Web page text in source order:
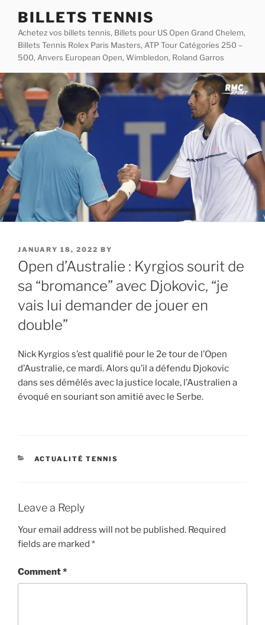
content
BILLETS TENNIS
Achetez vos billets tennis, Billets pour US Open Grand Chelem,
Billets Tennis Rolex Paris Masters, ATP Tour Catégories 250 –
500, Anvers European Open, Wimbledon, Roland Garros
POSTED
ON
JANUARY 18, 2022 BY
Open d’Australie : Kyrgios sourit de
sa “bromance” avec Djokovic, “je
vais lui demander de jouer en
double”
Nick Kyrgios s’est qualifié pour le 2e tour de l’Open
d’Australie, ce mardi. Alors qu’il a défendu Djokovic
dans ses démêlés avec la justice locale, l’Australien a
évoqué en souriant son amitié avec le Serbe.
CATEGORIES
ACTUALITÉ TENNIS
Leave a Reply
Your email address will not be published. Required
fields are marked *
Comment*